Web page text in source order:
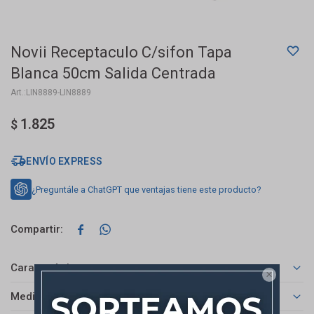

Novii Receptaculo C/sifon Tapa
Blanca 50cm Salida Centrada
LIN8889-LIN8889
$ 1.825
ENVÍO EXPRESS
¿Preguntále a ChatGPT que ventajas tiene este producto?
 
Características
Medios de pago